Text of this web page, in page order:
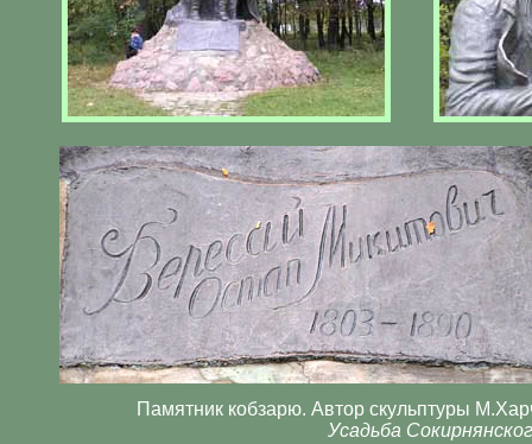
Памятник кобзарю. Автор скульптуры
Усадьба